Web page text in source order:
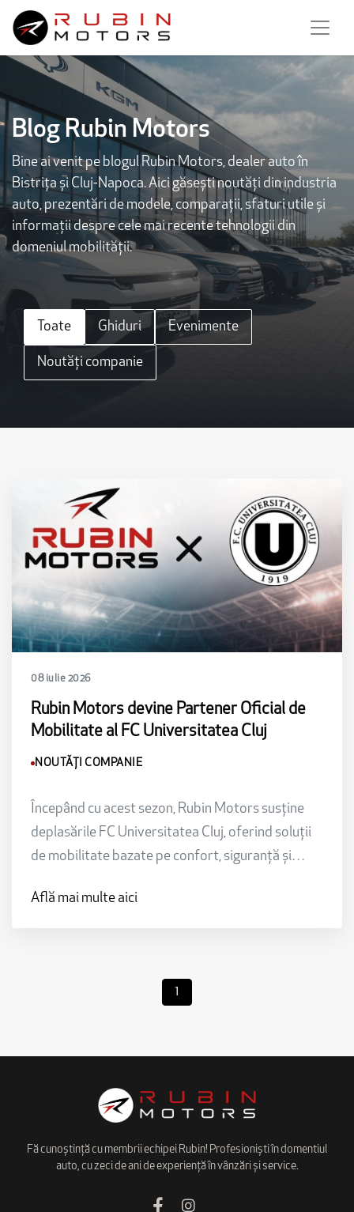
Blog Rubin Motors
Bine ai venit pe blogul Rubin Motors, dealer auto în
Bistrița și Cluj-Napoca. Aici găsești noutăți din industria
auto, prezentări de modele, comparații, sfaturi utile și
informații despre cele mai recente tehnologii din
domeniul mobilității.
Toate Ghiduri Evenimente
Noutăți companie
08 iulie 2026
Rubin Motors devine Partener Oficial de
Mobilitate al FC Universitatea Cluj
NOUTĂȚI COMPANIE
Începând cu acest sezon, Rubin Motors susține
deplasările FC Universitatea Cluj, oferind soluții
de mobilitate bazate pe confort, siguranță și
Află mai multe aici
1
Fă cunoștință cu membrii echipei Rubin! Profesioniști în domentiul
auto, cu zeci de ani de experiență în vânzări și service.